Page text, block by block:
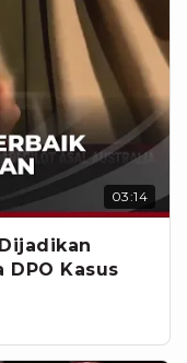
03:14
Kasus